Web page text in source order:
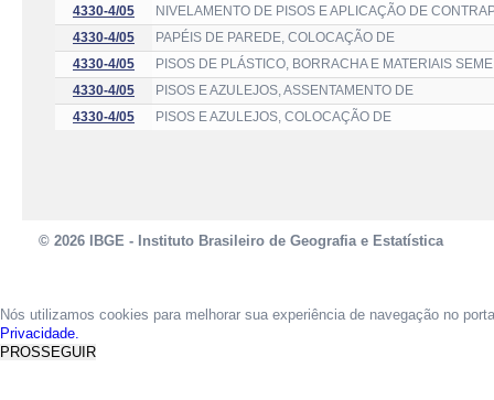
4330-4/05
NIVELAMENTO DE PISOS E APLICAÇÃO DE
4330-4/05
PAPÉIS DE PAREDE, COLOCAÇÃO DE
4330-4/05
PISOS DE PLÁSTICO, BORRACHA E MATERIAIS
4330-4/05
PISOS E AZULEJOS, ASSENTAMENTO DE
4330-4/05
PISOS E AZULEJOS, COLOCAÇÃO DE
© 2026 IBGE - Instituto Brasileiro de Geografia e Estatística
Nós utilizamos cookies para melhorar sua experiência de navegação no
Privacidade.
PROSSEGUIR